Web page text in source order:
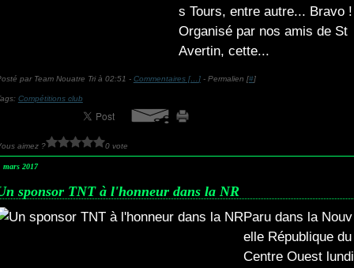
s Tours, entre autre... Bravo !
Organisé par nos amis de St
Avertin, cette...
par Team Nouatre Tri à 02:51 - Commentaires [… ]- Permalien [#]
Compétitions club
aimez ? 0 vote
mars 2017
sponsor TNT à l'honneur dans la NR
Paru dans la Nouv
elle République du
Centre Ouest lundi